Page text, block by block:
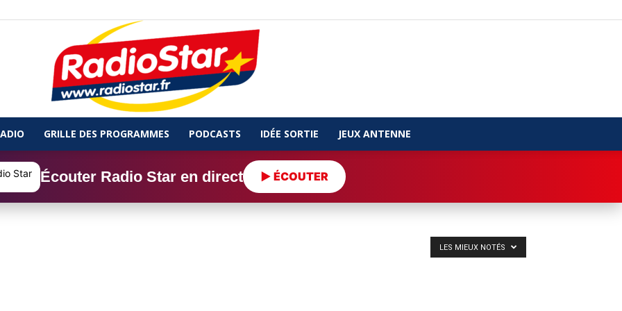
GRILLE DES PROGRAMMES PODCASTS IDÉE SORTIE JEUX ANTENNE
Écouter Radio Star en direct ▶ ÉCOUTER
LES MIEUX NOTÉS